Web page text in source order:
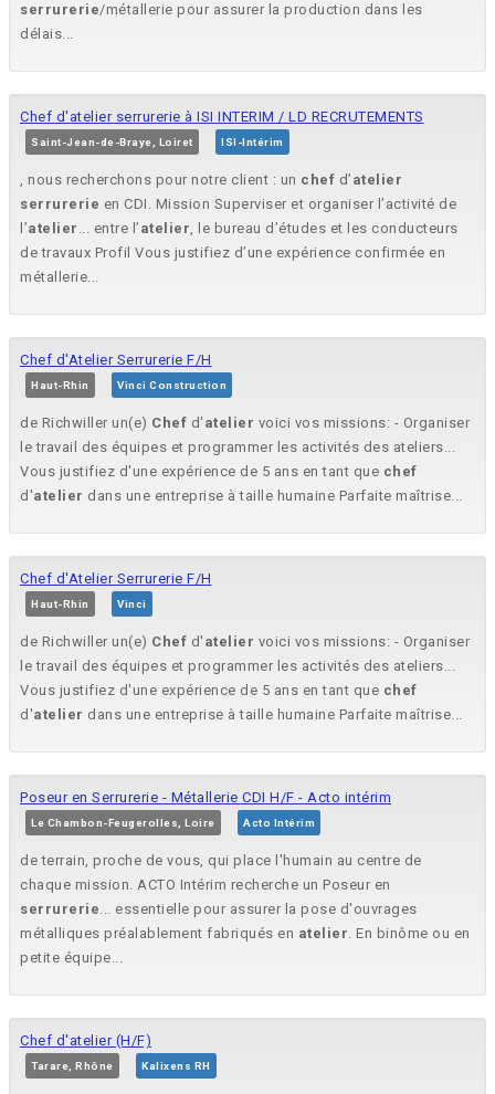
serrurerie/métallerie pour assurer la production dans les
délais...
Chef d'atelier serrurerie à ISI INTERIM / LD RECRUTEMENTS
Saint-Jean-de-Braye, Loiret ISI-Intérim
, nous recherchons pour notre client : un chef d’ atelier
serrurerie en CDI. Mission Superviser et organiser l’activité de
l’atelier ... entre l’ atelier, le bureau d’études et les conducteurs
de travaux Profil Vous justifiez d’une expérience confirmée en
métallerie...
Chef d'Atelier Serrurerie F/H
Haut-Rhin Vinci Construction
de Richwiller un(e) Chef d' atelier voici vos missions: - Organiser
le travail des équipes et programmer les activités des ateliers...
Vous justifiez d'une expérience de 5 ans en tant que chef
d'atelier dans une entreprise à taille humaine Parfaite maîtrise...
Chef d'Atelier Serrurerie F/H
Haut-Rhin Vinci
de Richwiller un(e) Chef d' atelier voici vos missions: - Organiser
le travail des équipes et programmer les activités des ateliers...
Vous justifiez d'une expérience de 5 ans en tant que chef
d'atelier dans une entreprise à taille humaine Parfaite maîtrise...
Poseur en Serrurerie - Métallerie CDI H/F - Acto intérim
Le Chambon-Feugerolles, Loire Acto Intérim
de terrain, proche de vous, qui place l'humain au centre de
chaque mission. ACTO Intérim recherche un Poseur en
serrurerie... essentielle pour assurer la pose d'ouvrages
métalliques préalablement fabriqués en atelier. En binôme ou en
petite équipe...
Chef d'atelier (H/F)
Tarare, Rhône Kalixens RH